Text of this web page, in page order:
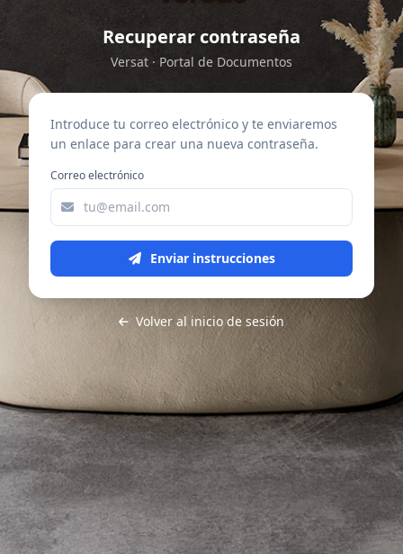
Recuperar contraseña
Versat · Portal de Documentos
Introduce tu correo electrónico y te enviaremos
un enlace para crear una nueva contraseña.
Correo electrónico
Enviar instrucciones
Volver al inicio de sesión